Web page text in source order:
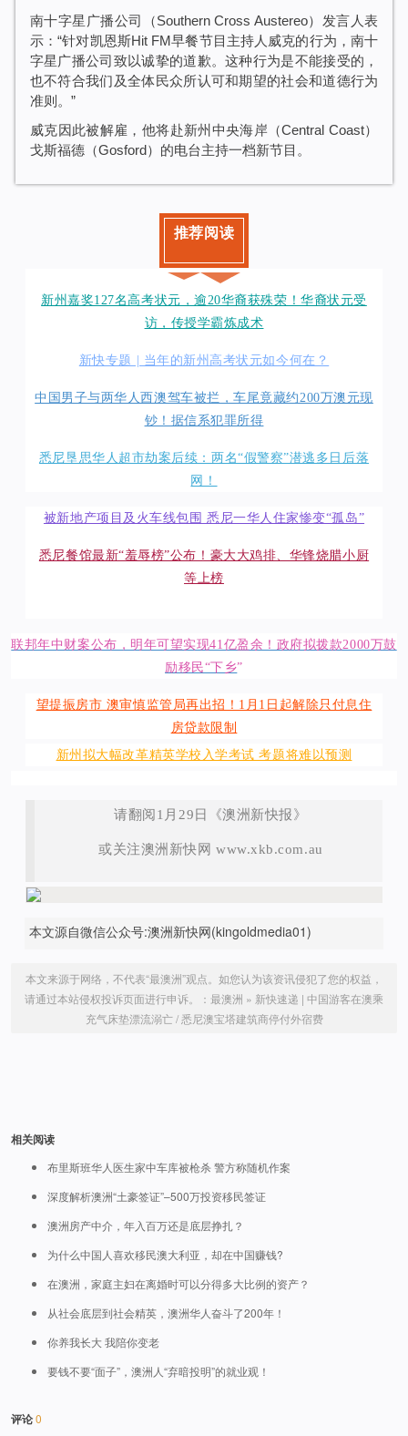
南十字星广播公司（Southern Cross Austereo）发言人表
示：“针对凯恩斯Hit FM早餐节目主持人威克的行为，南十
字星广播公司致以诚挚的道歉。这种行为是不能接受的，
也不符合我们及全体民众所认可和期望的社会和道德行为
准则。”
威克因此被解雇，他将赴新州中央海岸（Central Coast）
戈斯福德（Gosford）的电台主持一档新节目。
推荐阅读
新州嘉奖127名高考状元，逾20华裔获殊荣！华裔状元受
访，传授学霸炼成术
新快专题 | 当年的新州高考状元如今何在？
中国男子与两华人西澳驾车被拦，车尾竟藏约200万澳元现
钞！据信系犯罪所得
悉尼垦思华人超市劫案后续：两名“假警察”潜逃多日后落
网！
被新地产项目及火车线包围 悉尼一华人住家惨变“孤岛”
悉尼餐馆最新“羞辱榜”公布！豪大大鸡排、华锋烧腊小厨
等上榜
联邦年中财案公布，明年可望实现41亿盈余！政府拟拨款2000万鼓
励移民“下乡”
望提振房市 澳审慎监管局再出招！1月1日起解除只付息住
房贷款限制
新州拟大幅改革精英学校入学考试 考题将难以预测
请翻阅1月29日《澳洲新快报》
或关注澳洲新快网 www.xkb.com.au
本文源自微信公众号:澳洲新快网(kingoldmedia01)
本文来源于网络，不代表“最澳洲”观点。如您认为该资讯侵犯了您的权益，
请通过本站侵权投诉页面进行申诉。： 最澳洲 » 新快速递 | 中国游客在澳乘
充气床垫漂流溺亡 / 悉尼澳宝塔建筑商停付外宿费
相关阅读
布里斯班华人医生家中车库被枪杀 警方称随机作案
深度解析澳洲“土豪签证”–500万投资移民签证
澳洲房产中介，年入百万还是底层挣扎？
为什么中国人喜欢移民澳大利亚，却在中国赚钱?
在澳洲，家庭主妇在离婚时可以分得多大比例的资产？
从社会底层到社会精英，澳洲华人奋斗了200年！
你养我长大 我陪你变老
要钱不要“面子”，澳洲人“弃暗投明”的就业观！
评论0